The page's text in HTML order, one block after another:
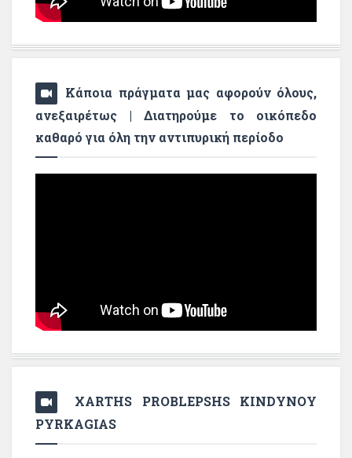
Κάποια πράγματα μας αφορούν όλους,
ανεξαιρέτως | Διατηρούμε το οικόπεδο
καθαρό για όλη την αντιπυρική περίοδο
XARTHS PROBLEPSHS KINDYNOY
PYRKAGIAS